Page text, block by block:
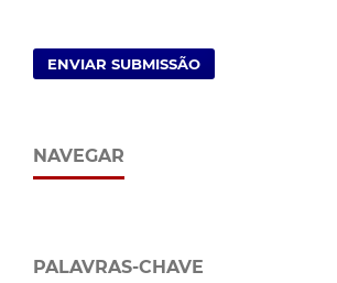
ENVIAR SUBMISSÃO
NAVEGAR
PALAVRAS-CHAVE